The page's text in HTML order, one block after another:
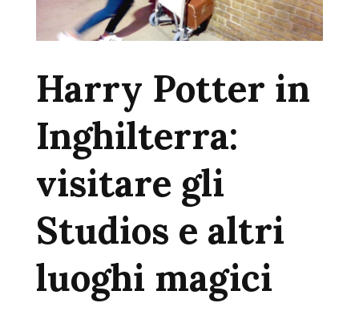
Harry Potter in
Inghilterra:
visitare gli
Studios e altri
luoghi magici